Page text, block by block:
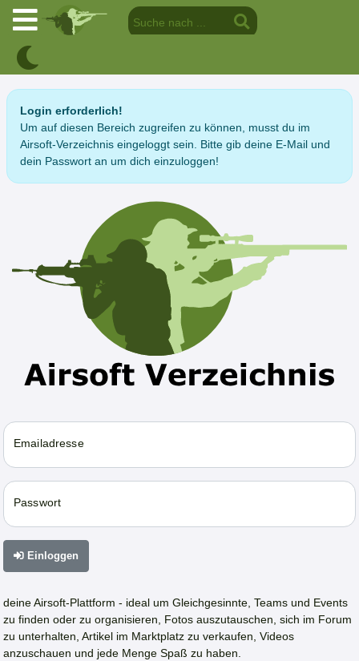
Login erforderlich!
Um auf diesen Bereich zugreifen zu können, musst du im
Airsoft-Verzeichnis eingeloggt sein. Bitte gib deine E-Mail und
dein Passwort an um dich einzuloggen!
Emailadresse
Passwort
Einloggen
deine Airsoft-Plattform - ideal um Gleichgesinnte, Teams und Events
zu finden oder zu organisieren, Fotos auszutauschen, sich im Forum
zu unterhalten, Artikel im Marktplatz zu verkaufen, Videos
anzuschauen und jede Menge Spaß zu haben.